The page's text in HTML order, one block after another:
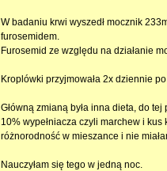
W badaniu krwi wyszedł mocznik
furosemidem.
Furosemid ze względu na działanie
Kroplówki przyjmowała 2x dziennie
Główną zmianą była inna dieta, do
10% wypełniacza czyli marchew i
różnorodność w mieszance i nie
Nauczyłam się tego w jedną noc.